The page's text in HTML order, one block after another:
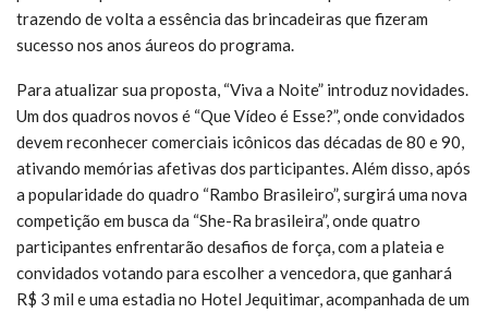
trazendo de volta a essência das brincadeiras que fizeram
sucesso nos anos áureos do programa.
Para atualizar sua proposta, “Viva a Noite” introduz novidades.
Um dos quadros novos é “Que Vídeo é Esse?”, onde convidados
devem reconhecer comerciais icônicos das décadas de 80 e 90,
ativando memórias afetivas dos participantes. Além disso, após
a popularidade do quadro “Rambo Brasileiro”, surgirá uma nova
competição em busca da “She-Ra brasileira”, onde quatro
participantes enfrentarão desafios de força, com a plateia e
convidados votando para escolher a vencedora, que ganhará
R$ 3 mil e uma estadia no Hotel Jequitimar, acompanhada de um